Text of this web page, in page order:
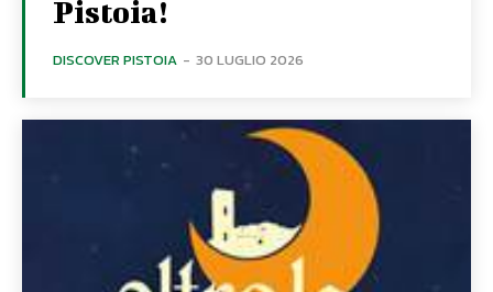
Pistoia!
DISCOVER PISTOIA - 30 LUGLIO 2026